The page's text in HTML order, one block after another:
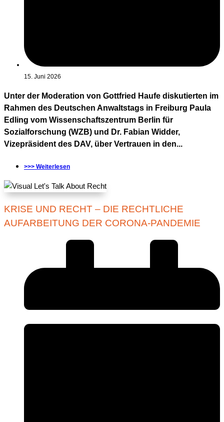
15. Juni 2026
Unter der Moderation von Gottfried Haufe diskutierten im
Rahmen des Deutschen Anwaltstags in Freiburg Paula
Edling vom Wissenschaftszentrum Berlin für
Sozialforschung (WZB) und Dr. Fabian Widder,
Vizepräsident des DAV, über Vertrauen in den...
>>> Weiterlesen
KRISE UND RECHT – DIE RECHTLICHE
AUFARBEITUNG DER CORONA-PANDEMIE